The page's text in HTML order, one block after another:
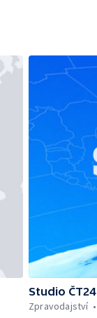
Studio ČT24
Zpravodajství